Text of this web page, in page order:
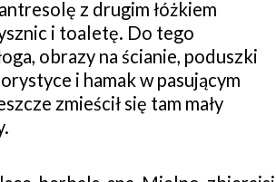
z drugim łóżkiem
i toaletę. Do tego
obrazy na ścianie, poduszki
i hamak w pasującym
zmieścił się tam mały